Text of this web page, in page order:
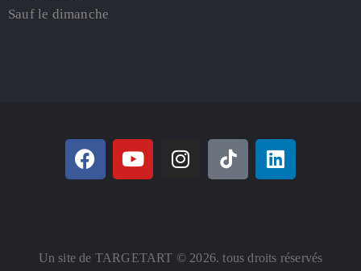
Sauf le dimanche
Un site de TARGETART © 2026. tous droits réservés